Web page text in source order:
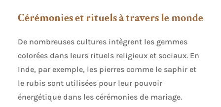
Cérémonies et rituels à travers le monde
De nombreuses cultures intègrent les gemmes
colorées dans leurs rituels religieux et sociaux. En
Inde, par exemple, les pierres comme le saphir et
le rubis sont utilisées pour leur pouvoir
énergétique dans les cérémonies de mariage.